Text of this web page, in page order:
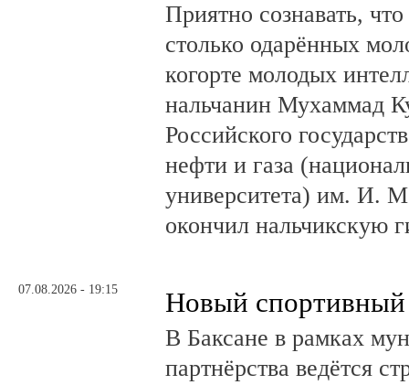
Приятно сознавать,
столько одарённых
когорте молодых
нальчанин Мухаммад
Российского
нефти и газа
университета) им. И.
окончил нальчикскую
07.08.2026 - 19:15 Новый спортивный
В Баксане в рамках
партнёрства ведётся